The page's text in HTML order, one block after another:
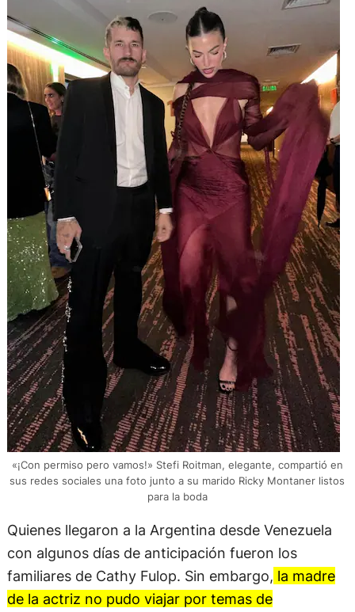
«¡Con permiso pero vamos!» Stefi Roitman, elegante, compartió en
sus redes sociales una foto junto a su marido Ricky Montaner listos
para la boda
Quienes llegaron a la Argentina desde Venezuela
con algunos días de anticipación fueron los
familiares de Cathy Fulop. Sin embargo, la madre
de la actriz no pudo viajar por temas de